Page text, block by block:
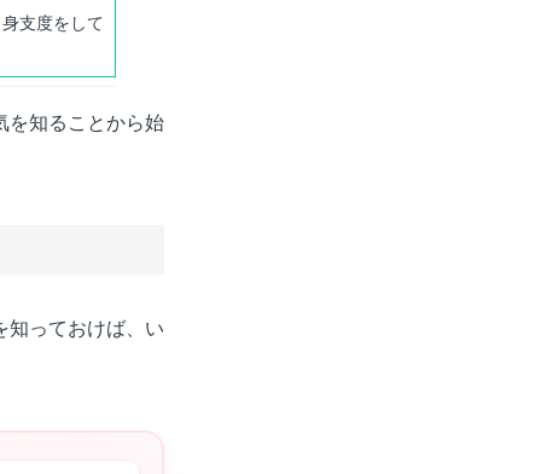
支度をして
を知ることから始
知っておけば、い